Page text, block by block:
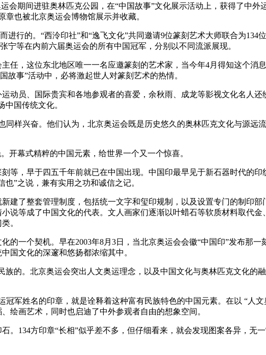
期间进驻奥林匹克公园，在“中国故事”文化展示活动上，获得了中外
也被北京奥运会博物馆展示并收藏。
行的。“西泠印社”和“逸飞文化”共同邀请9位篆刻艺术大师联合为134
等在内前六届奥运会的所有中国冠军，分别以不同流派展现。
，这位东北地区唯一一名应邀篆刻的艺术家，当今年4月得知这个消
故事”活动中，必将激起世人对篆刻艺术的热情。
员、国际贵宾和各地参观者的喜爱，余秋雨、成龙等影视文化名人还
国传统文化。
兴奋。他们认为，北京奥运会既是历史悠久的奥林匹克文化与源远
幕式精粹的中国元素，给世界一个又一个惊喜。
，早于四五千年前就已在中国出现。中国印最早见于新石器时代的印
”之说，兼有实用之功和诚信之记。
了整套管理制度，包括统一文字和玺印规制，以及设置专门的制印部
说等成了中国文化的代表。文人画家们逐渐以叶蜡石等软质材料取代
。
一个契机。早在2003年8月3日，当北京奥运会会徽“中国印”发布那一
国文化的深邃和悠扬都浓缩其中。
。北京奥运会突出人文奥运理念，以及中国文化与奥林匹克文化的融
姓名的印章，就是诠释着这种富有民族特色的中国元素。在以 “人文
绘画艺术，同时也启迪了中外参观者自由的想象空间。
134方印章“长相”似乎差不多，但仔细看来，就会发现图案各异，无